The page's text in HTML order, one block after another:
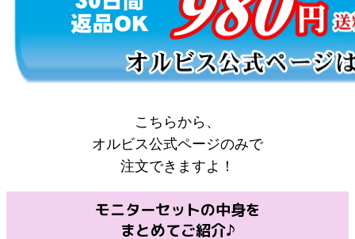
こちらから、
オルビス公式ページのみで
注文できますよ！
モニターセットの中身を
まとめてご紹介♪